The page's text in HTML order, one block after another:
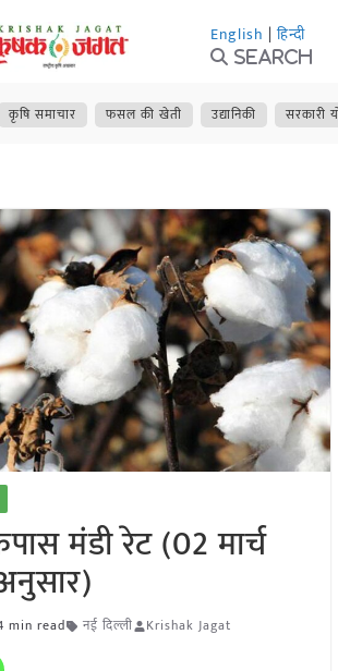
English | हिन्दी
Search
कृषि समाचार फसल की खेती उद्यानिकी सरकारी
मंडी रेट (02 मार्च
min read नई दिल्ली Krishak Jagat